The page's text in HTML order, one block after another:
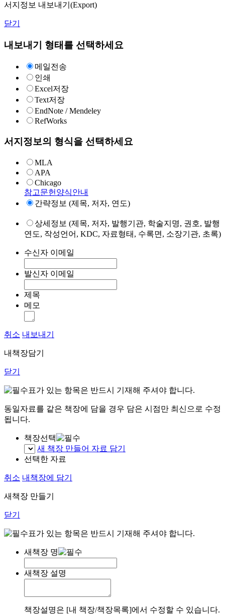
서지정보 내보내기(Export)
닫기
내보내기 형태를 선택하세요
메일전송
인쇄
Excel저장
Text저장
EndNote / Mendeley
RefWorks
서지정보의 형식을 선택하세요
MLA
APA
Chicago
참고문헌양식안내
간략정보 (제목, 저자, 연도)
상세정보 (제목, 저자, 발행기관, 학술지명, 권호, 발행
연도, 작성언어, KDC, 자료형태, 수록면, 소장기관, 초록)
수신자 이메일
발신자 이메일
제목
메모
취소 내보내기
내책장담기
닫기
표가 있는 항목은 반드시 기재해 주셔야 합니다.
동일자료를 같은 책장에 담을 경우 담은 시점만 최신으로 수정
됩니다.
책장선택
새 책장 만들어 자료 담기
선택한 자료
취소 내책장에 담기
새책장 만들기
닫기
표가 있는 항목은 반드시 기재해 주셔야 합니다.
새책장 명
새책장 설명
책장설명은 [내 책장/책장목록]에서 수정할 수 있습니다.